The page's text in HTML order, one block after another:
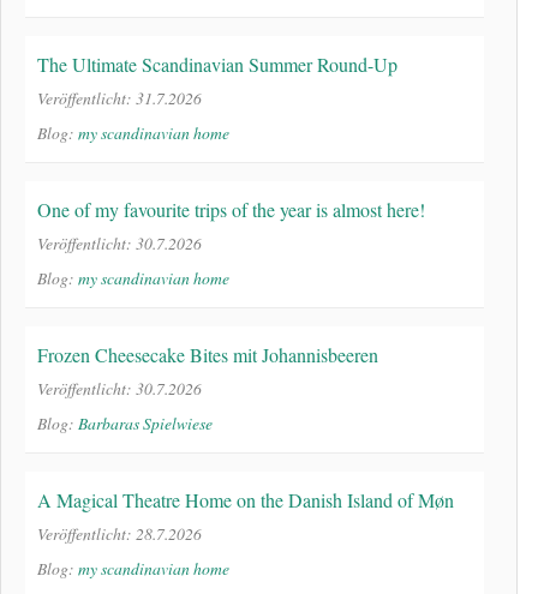
The Ultimate Scandinavian Summer Round-Up
Veröffentlicht: 31.7.2026
Blog: my scandinavian home
One of my favourite trips of the year is almost here!
Veröffentlicht: 30.7.2026
Blog: my scandinavian home
Frozen Cheesecake Bites mit Johannisbeeren
Veröffentlicht: 30.7.2026
Blog: Barbaras Spielwiese
A Magical Theatre Home on the Danish Island of Møn
Veröffentlicht: 28.7.2026
Blog: my scandinavian home